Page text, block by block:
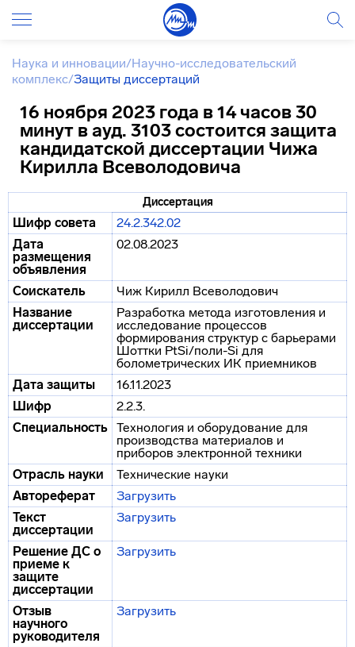
Наука и инновации/Научно-исследовательский
комплекс/Защиты диссертаций
16 ноября 2023 года в 14 часов 30
минут в ауд. 3103 состоится защита
кандидатской диссертации Чижа
Кирилла Всеволодовича
Диссертация
Шифр совета
24.2.342.02
Дата
размещения
объявления
02.08.2023
Соискатель
Чиж Кирилл Всеволодович
Название
диссертации
Разработка метода изготовления и
исследование процессов
формирования структур с барьерами
Шоттки PtSi/поли-Si для
болометрических ИК приемников
Дата защиты
16.11.2023
Шифр
2.2.3.
Специальность Технология и оборудование для
производства материалов и
приборов электронной техники
Отрасль науки
Технические науки
Автореферат
Загрузить
Текст
диссертации
Загрузить
Решение ДС о
приеме к
защите
диссертации
Загрузить
Отзыв
научного
руководителя
Загрузить